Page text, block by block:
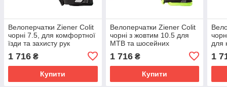
Велоперчатки Ziener Colit
чорні 7.5, для комфортної
їзди та захисту рук
1 716 ₴
Купити
Велоперчатки Ziener Colit
чорні з жовтим 10.5 для
MTB та шосейних
1 716₴
Купити
для
1